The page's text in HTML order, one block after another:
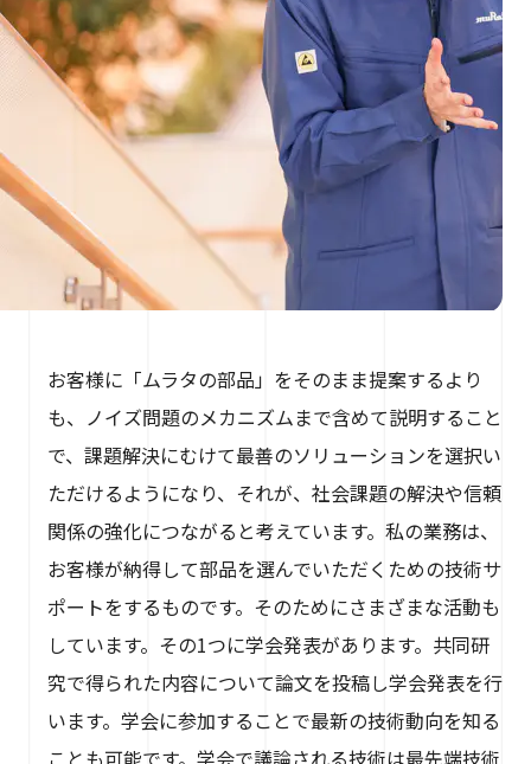
お客様に「ムラタの部品」をそのまま提案するより
も、ノイズ問題のメカニズムまで含めて説明すること
で、課題解決にむけて最善のソリューションを選択い
ただけるようになり、それが、社会課題の解決や信頼
関係の強化につながると考えています。私の業務は、
お客様が納得して部品を選んでいただくための技術サ
ポートをするものです。そのためにさまざまな活動も
しています。その1つに学会発表があります。共同研
究で得られた内容について論文を投稿し学会発表を行
います。学会に参加することで最新の技術動向を知る
ことも可能です。学会で議論される技術は最先端技術